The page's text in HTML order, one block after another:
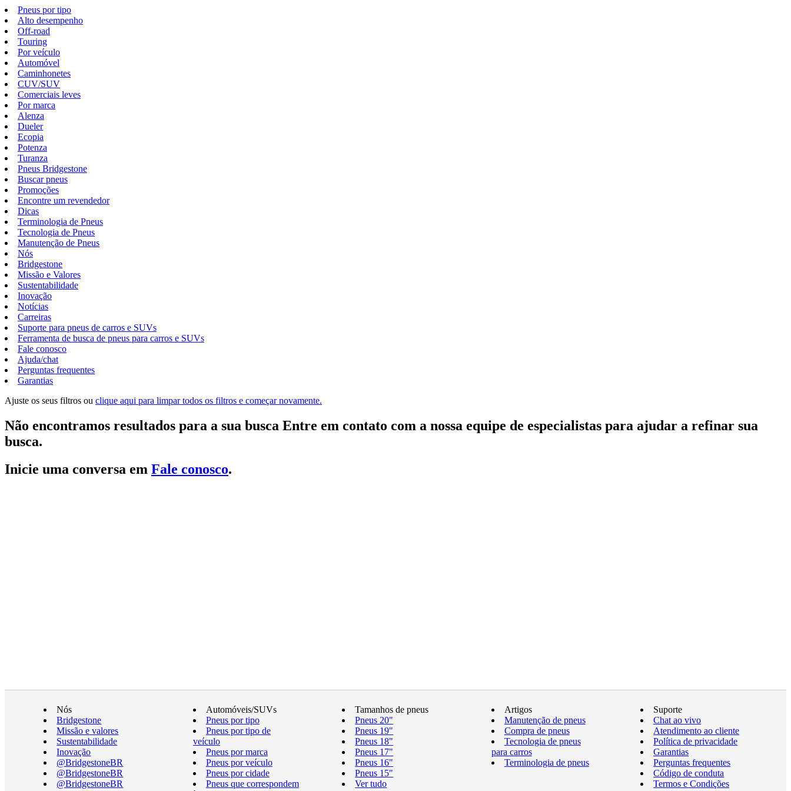
Pneus por tipo
Alto desempenho
Off-road
Touring
Por veículo
Automóvel
Caminhonetes
CUV/SUV
Comerciais leves
Por marca
Alenza
Dueler
Ecopia
Potenza
Turanza
Pneus Bridgestone
Buscar pneus
Promoções
Encontre um revendedor
Dicas
Terminologia de Pneus
Tecnologia de Pneus
Manutenção de Pneus
Nós
Bridgestone
Missão e Valores
Sustentabilidade
Inovação
Notícias
Carreiras
Suporte para pneus de carros e SUVs
Ferramenta de busca de pneus para carros e SUVs
Fale conosco
Ajuda/chat
Perguntas frequentes
Garantias
Ajuste os seus filtros ou clique aqui para limpar todos os filtros e começar novamente.
Não encontramos resultados para a sua busca Entre em contato com a nossa equipe de especialistas para ajudar a refinar sua
busca.
Inicie uma conversa em Fale conosco.
Nós
Bridgestone
Missão e valores
Sustentabilidade
Inovação
@BridgestoneBR
@BridgestoneBR
@BridgestoneBR
Automóveis/SUVs
Pneus por tipo
Pneus por tipo de
veículo
Pneus por marca
Pneus por veículo
Pneus por cidade
Pneus que correspondem
Tamanhos de pneus
Pneus 20"
Pneus 19"
Pneus 18"
Pneus 17"
Pneus 16"
Pneus 15"
Ver tudo
Artigos
Manutenção de pneus
Compra de pneus
Tecnologia de pneus
para carros
Terminologia de pneus
Suporte
Chat ao vivo
Atendimento ao cliente
Política de privacidade
Garantias
Perguntas frequentes
Código de conduta
Termos e Condições